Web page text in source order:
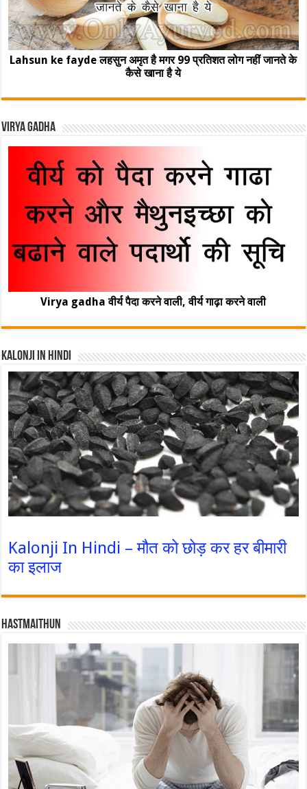
Lahsun ke fayde लहसुन अमृत है मगर 99 प्रतिशत लोग नहीं जानते के
कैसे खाना है ये
Virya Gadha
Virya gadha वीर्य पैदा करने वाली, वीर्य गाढ़ा करने वाली
Kalonji In Hindi
Kalonji In Hindi – मौत को छोड़ कर हर बीमारी
का इलाज
Hastmaithun